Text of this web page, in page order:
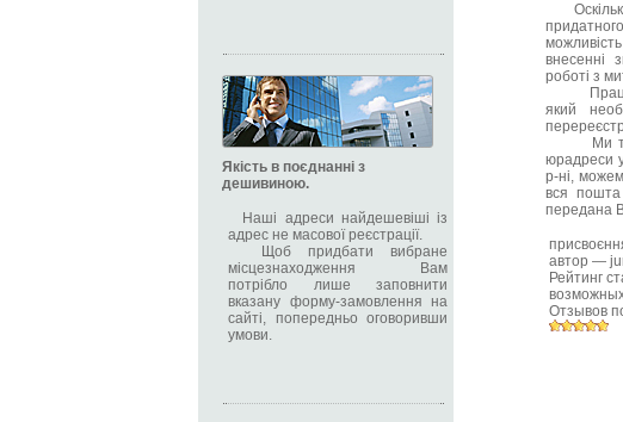
Якість в поєднанні з
дешивиною.
Наші адреси найдешевіші із
адрес не масової реєстрації.
Щоб придбати вибране
місцезнаходження Вам
потрібло лише заповнити
вказану форму-замовлення на
сайті, попередньо оговоривши
умови.
внесенні
роботі з
який
Ми також
юрадреси у
р-ні,
вся
передана
автор —
Рейтинг
Отзывов